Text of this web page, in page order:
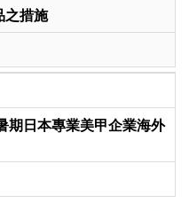
之措施
期日本專業美甲企業海外